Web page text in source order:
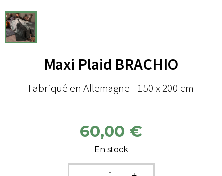
Maxi Plaid BRACHIO
Fabriqué en Allemagne - 150 x 200 cm
60,00 €
En stock